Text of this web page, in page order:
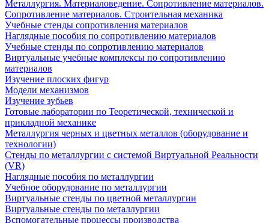
Металлургия. Материаловедение. Сопротивление материалов.
Сопротивление материалов. Строительная механика
Учебные стенды сопротивления материалов
Наглядные пособия по сопротивлению материалов
Учебные стенды по сопротивлению материалов
Виртуальные учебные комплексы по сопротивлению
материалов
Изучение плоских фигур
Модели механизмов
Изучение зубьев
Готовые лаборатории по Теоретической, технической и
прикладной механике
Металлургия черных и цветных металлов (оборудование и
технологии)
Cтенды по металлургии с системой Виртуальной Реальности
(VR)
Наглядные пособия по металлургии
Учебное оборудование по металлургии
Виртуальные стенды по цветной металлургии
Виртуальные стенды по металлургии
Вспомогательные процессы производства